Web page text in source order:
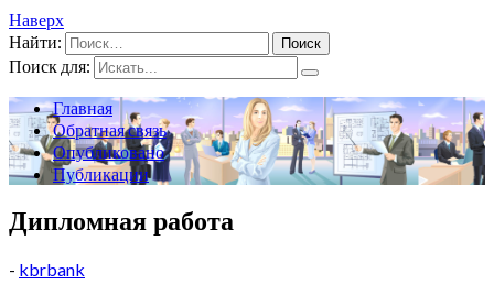
Наверх
Найти:
Поиск для:
Главная
Обратная связь
Опубликовано
Публикации
Дипломная работа
- kbrbank